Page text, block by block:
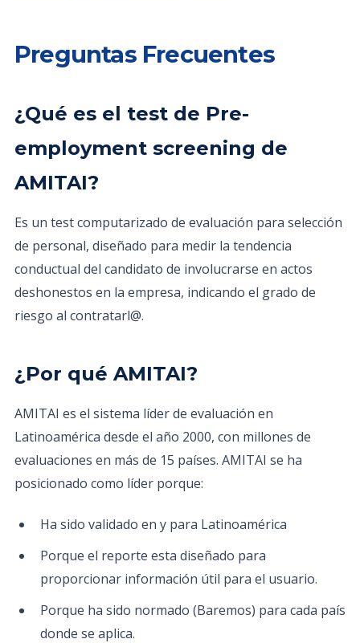
Preguntas Frecuentes
¿Qué es el test de Pre-
employment screening de
AMITAI?
Es un test computarizado de evaluación para selección
de personal, diseñado para medir la tendencia
conductual del candidato de involucrarse en actos
deshonestos en la empresa, indicando el grado de
riesgo al contratarl@.
¿Por qué AMITAI?
AMITAI es el sistema líder de evaluación en
Latinoamérica desde el año 2000, con millones de
evaluaciones en más de 15 países. AMITAI se ha
posicionado como líder porque:
Ha sido validado en y para Latinoamérica
Porque el reporte esta diseñado para
proporcionar información útil para el usuario.
Porque ha sido normado (Baremos) para cada país
donde se aplica.